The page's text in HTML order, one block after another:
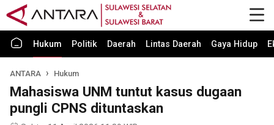
Hukum Politik Daerah Lintas Daerah Gaya Hidup
ANTARA Hukum
Mahasiswa UNM tuntut kasus dugaan
pungli CPNS dituntaskan